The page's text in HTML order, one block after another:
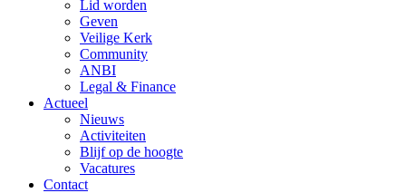
Lid worden
Geven
Veilige Kerk
Community
ANBI
Legal & Finance
Actueel
Nieuws
Activiteiten
Blijf op de hoogte
Vacatures
Contact